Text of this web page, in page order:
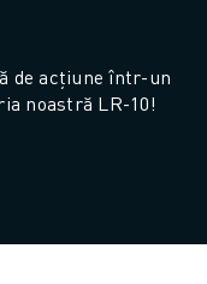
de acțiune într-un
noastră LR-10!